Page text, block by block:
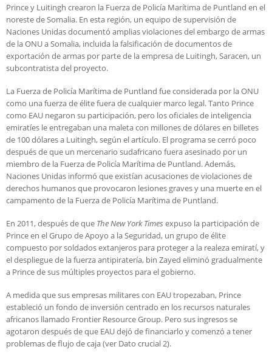
Prince y Luitingh crearon la Fuerza de Policía Marítima de Puntland en el
noreste de Somalia. En esta región, un equipo de supervisión de
Naciones Unidas documentó amplias violaciones del embargo de armas
de la ONU a Somalia, incluida la falsificación de documentos de
exportación de armas por parte de la empresa de Luitingh, Saracen, un
subcontratista del proyecto.
La Fuerza de Policía Marítima de Puntland fue considerada por la ONU
como una fuerza de élite fuera de cualquier marco legal. Tanto Prince
como EAU negaron su participación, pero los oficiales de inteligencia
emiratíes le entregaban una maleta con millones de dólares en billetes
de 100 dólares a Luitingh, según el artículo. El programa se cerró poco
después de que un mercenario sudafricano fuera asesinado por un
miembro de la Fuerza de Policía Marítima de Puntland. Además,
Naciones Unidas informó que existían acusaciones de violaciones de
derechos humanos que provocaron lesiones graves y una muerte en el
campamento de la Fuerza de Policía Marítima de Puntland.
En 2011, después de que The New York Times expuso la participación de
Prince en el Grupo de Apoyo a la Seguridad, un grupo de élite
compuesto por soldados extanjeros para proteger a la realeza emiratí, y
el despliegue de la fuerza antipiratería, bin Zayed eliminó gradualmente
a Prince de sus múltiples proyectos para el gobierno.
A medida que sus empresas militares con EAU tropezaban, Prince
estableció un fondo de inversión centrado en los recursos naturales
africanos llamado Frontier Resource Group. Pero sus ingresos se
agotaron después de que EAU dejó de financiarlo y comenzó a tener
problemas de flujo de caja (ver Dato crucial 2).